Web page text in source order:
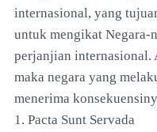
internasional, yang
untuk mengikat Negara-
perjanjian internasional.
maka negara yang
menerima
1. Pacta Sunt Servada